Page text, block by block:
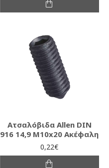
Ατσαλόβιδα Allen DIN
916 14,9 M10x20 Ακέφαλη
0,22€